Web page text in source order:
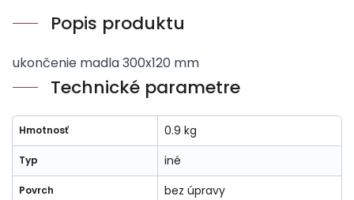
Popis produktu
ukončenie madla 300x120 mm
Technické parametre
Hmotnosť 0.9 kg
Typ iné
Povrch bez úpravy